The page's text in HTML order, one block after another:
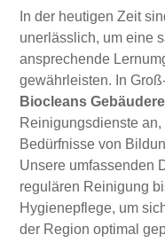
In der heutigen Zeit
unerlässlich, um eine
ansprechende
gewährleisten. In
Biocleans
Reinigungsdienste
Bedürfnisse von
Unsere umfassenden
regulären Reinigung
Hygienepflege, um
der Region optimal